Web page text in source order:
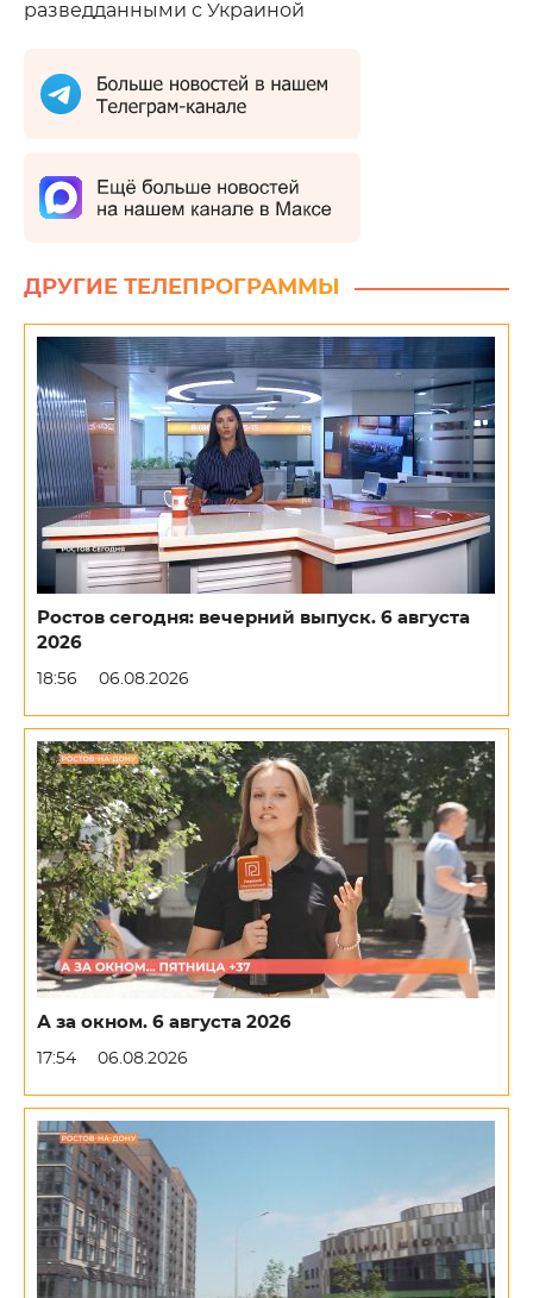
разведданными с Украиной
ДРУГИЕ ТЕЛЕПРОГРАММЫ
Ростов сегодня: вечерний выпуск. 6 августа
2026
18:56 06.08.2026
А за окном. 6 августа 2026
17:54 06.08.2026